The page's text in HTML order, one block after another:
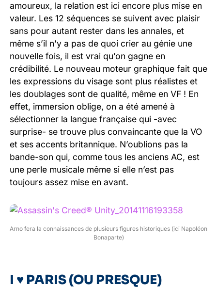
amoureux, la relation est ici encore plus mise en
valeur. Les 12 séquences se suivent avec plaisir
sans pour autant rester dans les annales, et
même s’il n’y a pas de quoi crier au génie une
nouvelle fois, il est vrai qu’on gagne en
crédibilité. Le nouveau moteur graphique fait que
les expressions du visage sont plus réalistes et
les doublages sont de qualité, même en VF ! En
effet, immersion oblige, on a été amené à
sélectionner la langue française qui -avec
surprise- se trouve plus convaincante que la VO
et ses accents britannique. N’oublions pas la
bande-son qui, comme tous les anciens AC, est
une perle musicale même si elle n’est pas
toujours assez mise en avant.
Arno fera la connaissances de plusieurs figures historiques (ici Napoléon
Bonaparte)
I ♥ PARIS (OU PRESQUE)